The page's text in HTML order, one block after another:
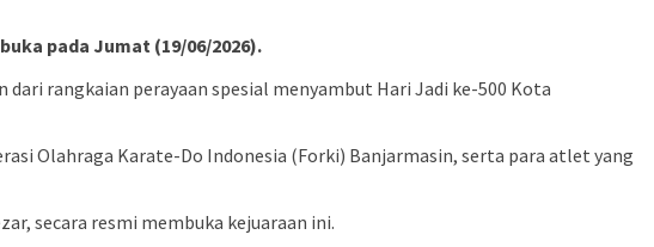
pada Jumat (19/06/2026).
rangkaian perayaan spesial menyambut Hari Jadi ke-500 Kota
Olahraga Karate-Do Indonesia (Forki) Banjarmasin, serta para atlet yang
secara resmi membuka kejuaraan ini.